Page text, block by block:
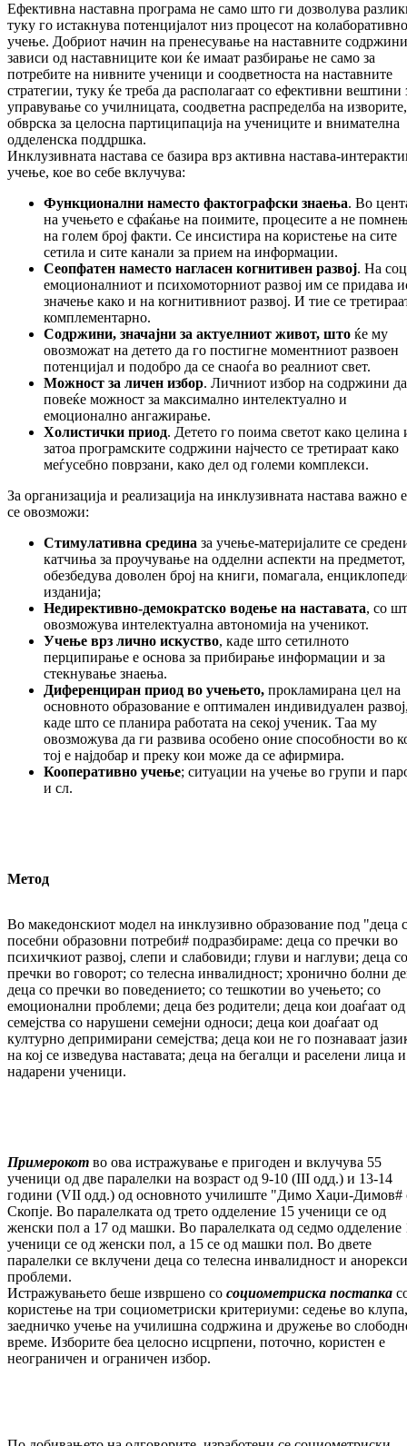
Ефективна наставна програма не само што ги дозволува
туку го истакнува потенцијалот низ процесот на
учење. Добриот начин на пренесување на наставните
зависи од наставниците кои ќе имаат разбирање не само за
потребите на нивните ученици и соодветноста на наставните
стратегии, туку ќе треба да располагаат со ефективни вештини
управување со училницата, соодветна распределба на
обврска за целосна партиципација на учениците и внимателна
одделенска поддршка.
Инклузивната настава се базира врз активна настава-
учење, кое во себе вклучува:
Функционални наместо фактографски знаења. Во
на учењето е сфаќање на поимите, процесите а не
на голем број факти. Се инсистира на користење на сите
сетила и сите канали за прием на информации.
Сеопфатен наместо нагласен когнитивен развој. На
емоционалниот и психомоторниот развој им се придава
значење како и на когнитивниот развој. И тие се
комплементарно.
Содржини, значајни за актуелниот живот, што ќе му
овозможат на детето да го постигне моментниот развоен
потенцијал и подобро да се снаоѓа во реалниот свет.
Можност за личен избор. Личниот избор на содржини
повеќе можност за максимално интелектуално и
емоционално ангажирање.
Холистички приод. Детето го поима светот како целина
затоа програмските содржини најчесто се третираат како
меѓусебно поврзани, како дел од големи комплекси.
За организација и реализација на инклузивната настава важно
се овозможи:
Стимулативна средина за учење-материјалите се
катчиња за проучување на одделни аспекти на предметот,
обезбедува доволен број на книги, помагала,
изданија;
Недирективно-демократско водење на наставата, со
овозможува интелектуална автономија на ученикот.
Учење врз лично искуство, каде што сетилното
перципирање е основа за прибирање информации и за
стекнување знаења.
Диференциран приод во учењето, прокламирана цел на
основното образование е оптимален индивидуален
каде што се планира работата на секој ученик. Таа му
овозможува да ги развива особено оние способности во
тој е најдобар и преку кои може да се афирмира.
Кооперативно учење; ситуации на учење во групи и
и сл.
Метод
Во македонскиот модел на инклузивно образование под "деца
посебни образовни потреби# подразбираме: деца со пречки во
психичкиот развој, слепи и слабовиди; глуви и наглуви; деца со
пречки во говорот; со телесна инвалидност; хронично болни
деца со пречки во поведението; со тешкотии во учењето; со
емоционални проблеми; деца без родители; деца кои доаѓаат од
семејства со нарушени семејни односи; деца кои доаѓаат од
културно депримирани семејства; деца кои не го познаваат
на кој се изведува наставата; деца на бегалци и раселени лица и
надарени ученици.
Примерокот во ова истражување е пригоден и вклучува 55
ученици од две паралелки на возраст од 9-10 (III одд.) и 13-14
години (VII одд.) од основното училиште "Димо Хаџи-Димов#
Скопје. Во паралелката од трето одделение 15 ученици се од
женски пол а 17 од машки. Во паралелката од седмо одделение
ученици се од женски пол, а 15 се од машки пол. Во двете
паралелки се вклучени деца со телесна инвалидност и
проблеми.
Истражувањето беше извршено со социометриска постапка
користење на три социометриски критериуми: седење во клупа,
заедничко учење на училишна содржина и дружење во
време. Изборите беа целосно исцрпени, поточно, користен е
неограничен и ограничен избор.